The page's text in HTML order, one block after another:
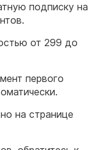
подписку на
от 299 до
первого
на странице